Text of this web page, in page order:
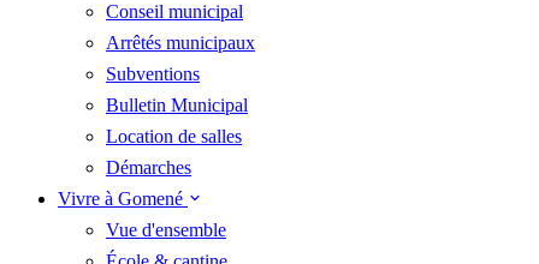
Conseil municipal
Arrêtés municipaux
Subventions
Bulletin Municipal
Location de salles
Démarches
Vivre à Gomené
Vue d'ensemble